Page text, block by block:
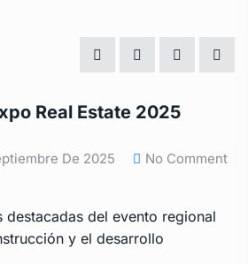
Real Estate 2025
De 2025 No Comment
destacadas del evento regional
y el desarrollo